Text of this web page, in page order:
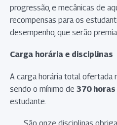
progressão, e mecânicas de
recompensas para os
desempenho, que serão
Carga horária e disciplinas
A carga horária total ofertada
sendo o mínimo de 370 horas
estudante.
São onze disciplinas